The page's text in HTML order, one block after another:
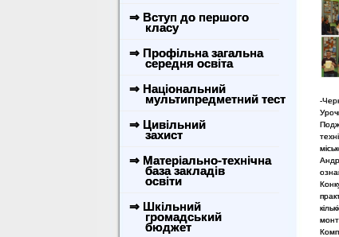
⇒ Вступ до першого
класу
⇒ Профільна загальна
середня освіта
⇒ Національний
мультипредметний тест
⇒ Цивільний
захист
⇒ Матеріально-технічна
база закладів
освіти
⇒ Шкільний
громадський
бюджет
-